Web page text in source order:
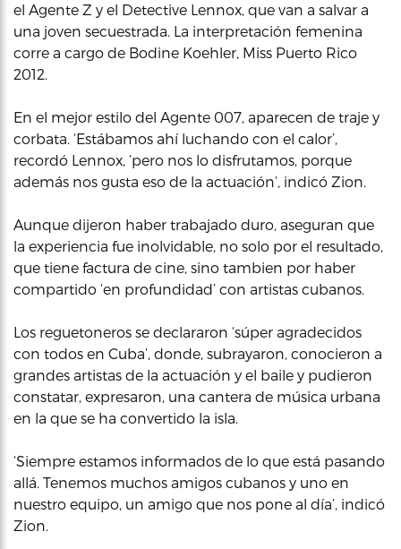
el Agente Z y el Detective Lennox, que van a salvar a
una joven secuestrada. La interpretación femenina
corre a cargo de Bodine Koehler, Miss Puerto Rico
2012.
En el mejor estilo del Agente 007, aparecen de traje y
corbata. ‘Estábamos ahí luchando con el calor’,
recordó Lennox, ‘pero nos lo disfrutamos, porque
además nos gusta eso de la actuación’, indicó Zion.
Aunque dijeron haber trabajado duro, aseguran que
la experiencia fue inolvidable, no solo por el resultado,
que tiene factura de cine, sino tambien por haber
compartido ‘en profundidad’ con artistas cubanos.
Los reguetoneros se declararon ‘súper agradecidos
con todos en Cuba’, donde, subrayaron, conocieron a
grandes artistas de la actuación y el baile y pudieron
constatar, expresaron, una cantera de música urbana
en la que se ha convertido la isla.
‘Siempre estamos informados de lo que está pasando
allá. Tenemos muchos amigos cubanos y uno en
nuestro equipo, un amigo que nos pone al día’, indicó
Zion.